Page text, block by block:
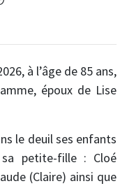
à l’âge de 85 ans,
époux de Lise
le deuil ses enfants
petite-fille : Cloé
(Claire) ainsi que